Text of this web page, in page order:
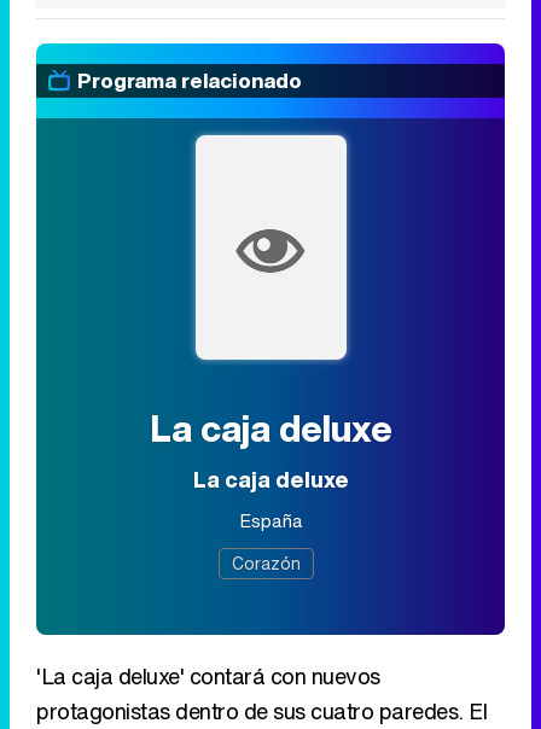
Programa relacionado
La caja deluxe
La caja deluxe
España
Corazón
'La caja deluxe' contará con nuevos
protagonistas dentro de sus cuatro paredes. El